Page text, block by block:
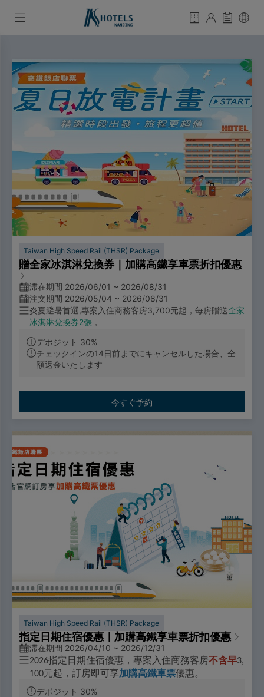
Taiwan High Speed Rail (THSR) Package
贈全家冰淇淋兌換券｜加購高鐵享車票折扣優惠
滞在期間 2026/06/01 ~ 2026/08/31
注文期間 2026/05/04 ~ 2026/08/31
炎夏避暑首選,專案入住商務客房3,700元起，每房贈送全家
冰淇淋兌換券2張 ，
現在就預訂專屬假期，一起開啟盛夏美好時光
票價優惠
折優惠。
🔼優待票：符合敬老、愛心、孩童身分者，享全額票價之5
デポジット 30%
チェックインの14日前までにキャンセルした場合、全
額返金いたします
今すぐ予約
Taiwan High Speed Rail (THSR) Package
指定日期住宿優惠｜加購高鐵享車票折扣優惠
滞在期間 2026/04/10 ~ 2026/12/31
2026指定日期住宿優惠，專案入住商務客房不含早3,
100元起，訂房即可享加購高鐵車票優惠。
活動期間：2026/4/10-2026/12/31
デポジット 30%